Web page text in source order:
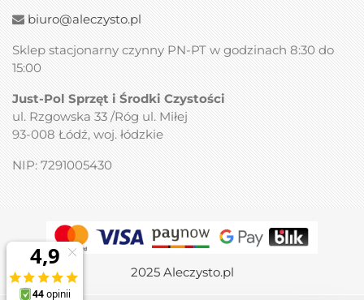
biuro@aleczysto.pl
Sklep stacjonarny czynny PN-PT w godzinach 8:30 do
15:00
Just-Pol Sprzęt i Środki Czystości
ul. Rzgowska 33 /Róg ul. Miłej
93-008 Łódź, woj. łódzkie
NIP: 7291005430
2025 Aleczysto.pl